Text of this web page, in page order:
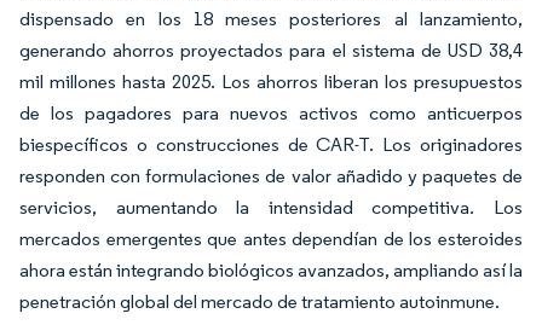
dispensado en los 18 meses posteriores al lanzamiento,
generando ahorros proyectados para el sistema de USD 38,4
mil millones hasta 2025. Los ahorros liberan los presupuestos
de los pagadores para nuevos activos como anticuerpos
biespecíficos o construcciones de CAR-T. Los originadores
responden con formulaciones de valor añadido y paquetes de
servicios, aumentando la intensidad competitiva. Los
mercados emergentes que antes dependían de los esteroides
ahora están integrando biológicos avanzados, ampliando así la
penetración global del mercado de tratamiento autoinmune.